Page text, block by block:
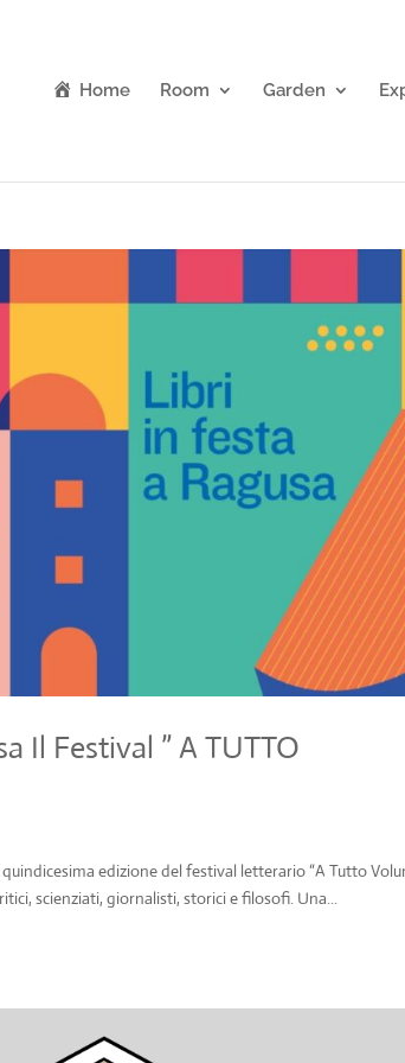
Home Room Garden
Il Festival ” A TUTTO
edizione del festival letterario “A Tutto
scienziati, giornalisti, storici e filosofi. Una...